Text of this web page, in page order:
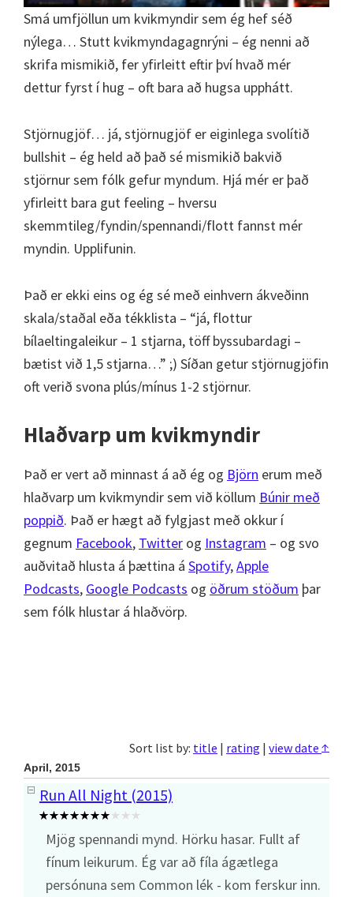
Smá umfjöllun um kvikmyndir sem ég hef séð
nýlega… Stutt kvikmyndagagnrýni – ég nenni að
skrifa mismikið, fer yfirleitt eftir því hvað mér
dettur fyrst í hug – oft bara að hugsa upphátt.
Stjörnugjöf… já, stjörnugjöf er eiginlega svolítið
bullshit – ég held að það sé mismikið bakvið
stjörnur sem fólk gefur myndum. Hjá mér er það
yfirleitt bara gut feeling – hversu
skemmtileg/fyndin/spennandi/flott fannst mér
myndin. Upplifunin.
Það er ekki eins og ég sé með einhvern ákveðinn
skala/staðal eða tékklista – “já, flottur
bílaeltingaleikur – 1 stjarna, töff byssubardagi –
bætist við 1,5 stjarna…” ;) Síðan getur stjörnugjöfin
oft verið svona plús/mínus 1-2 stjörnur.
Hlaðvarp um kvikmyndir
Það er vert að minnast á að ég og Björn erum með
hlaðvarp um kvikmyndir sem við köllum Búnir með
poppið. Það er hægt að fylgjast með okkur í
gegnum Facebook, Twitter og Instagram – og svo
auðvitað hlusta á þættina á Spotify,Apple
Podcasts, Google Podcasts og öðrum stöðum þar
sem fólk hlustar á hlaðvörp.
Sort list by: title | rating | view date ↑
April, 2015
Run All Night (2015)
Mjög spennandi mynd. Hörku hasar. Fullt af
fínum leikurum. Ég var að fíla ágætlega
persónuna sem Common lék - kom ferskur inn.